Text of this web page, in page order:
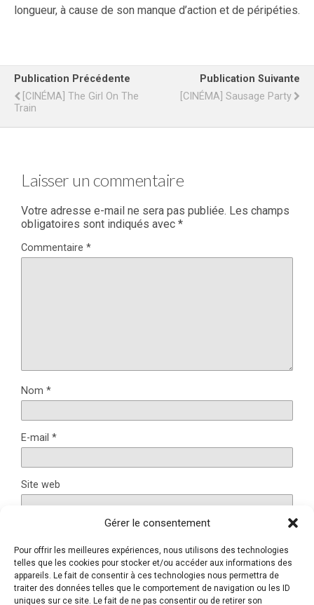
Gérer le consentement
Pour offrir les meilleures expériences, nous utilisons des technologies
telles que les cookies pour stocker et/ou accéder aux informations des
appareils. Le fait de consentir à ces technologies nous permettra de
traiter des données telles que le comportement de navigation ou les ID
uniques sur ce site. Le fait de ne pas consentir ou de retirer son
longueur, à cause de son manque d’action et de péripéties.
Publication Précédente
[CINÉMA] The Girl On The
Train
Publication Suivante
[CINÉMA] Sausage Party
Laisser un commentaire
Votre adresse e-mail ne sera pas publiée. Les champs
obligatoires sont indiqués avec *
Commentaire *
Nom *
E-mail *
Site web
Ce site utilise Akismet pour réduire les indésirables.En
savoir plus sur la façon dont les données de vos
commentaires sont traitées.